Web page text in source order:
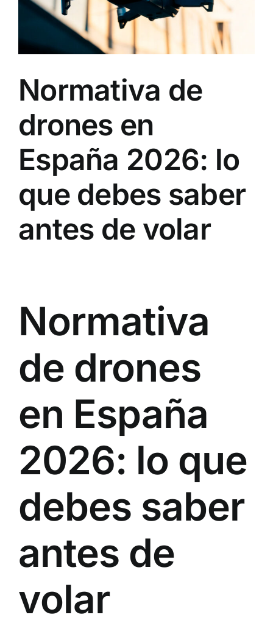
Normativa de
drones en
España 2026: lo
que debes saber
antes de volar
Normativa
de drones
en España
2026: lo que
debes saber
antes de
volar